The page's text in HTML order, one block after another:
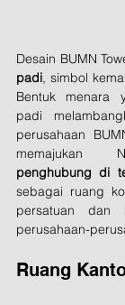
padi, simbol
Bentuk menara
padi
perusahaan
memajukan
penghubung di
sebagai ruang
persatuan
perusahaan-
Ruang